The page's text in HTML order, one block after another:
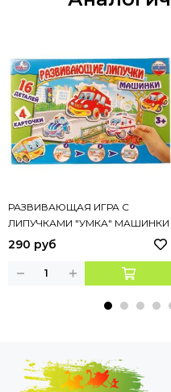
РАЗВИВАЮЩАЯ ИГРА С
ЛИПУЧКАМИ "УМКА" МАШИНКИ
290 руб